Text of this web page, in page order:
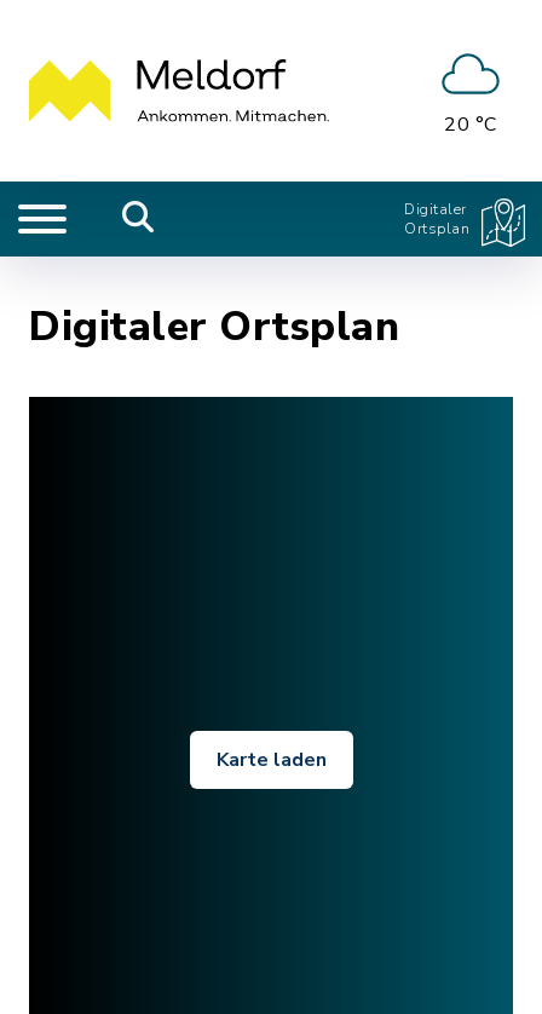
20 °C
Digitaler
Ortsplan
Digitaler Ortsplan
Karte laden